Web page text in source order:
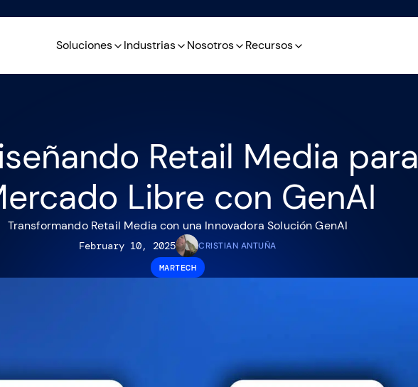
Soluciones Industrias Nosotros Recursos
Retail Media para
Libre con GenAI
Transformando Retail Media con una Innovadora Solución GenAI
February 10, 2025
CRISTIAN ANTUÑA
MARTECH